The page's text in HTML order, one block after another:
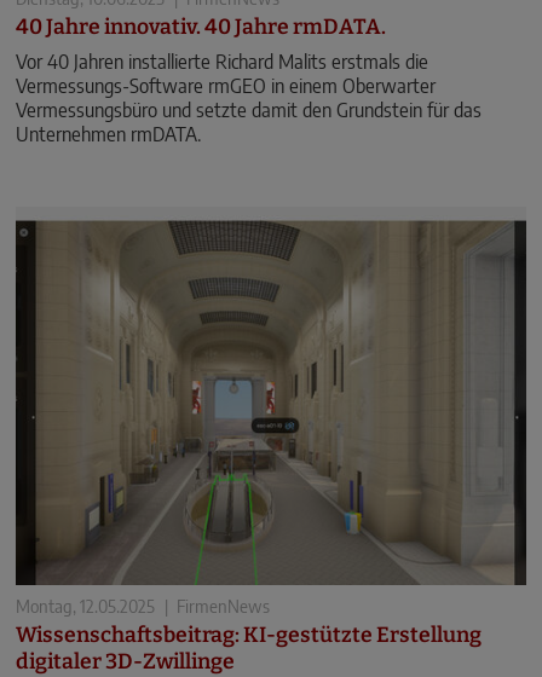
40 Jahre innovativ. 40 Jahre rmDATA.
Vor 40 Jahren installierte Richard ­Malits erstmals die
Vermessungs-Software rmGEO in einem Oberwarter
Vermessungsbüro und setzte damit den Grundstein für das
Unternehmen rmDATA.
Montag, 12.05.2025 | FirmenNews
Wissenschaftsbeitrag: KI-gestützte Erstellung
digitaler 3D-Zwillinge